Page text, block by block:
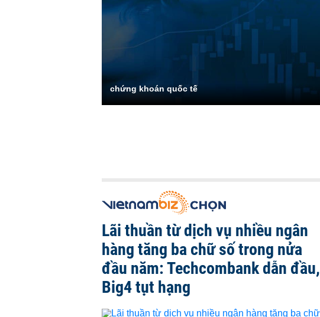
chứng khoán quốc tế
Lãi thuần từ dịch vụ nhiều ngân
hàng tăng ba chữ số trong nửa
đầu năm: Techcombank dẫn đầu,
Big4 tụt hạng